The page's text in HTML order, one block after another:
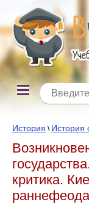
История \ История
критика.